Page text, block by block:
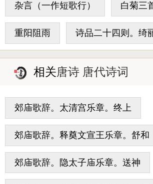
杂言（一作短歌行） 白菊三
重阳阻雨 诗品二十四则。绮
相关唐诗 唐代诗词
郊庙歌辞。太清宫乐章。终上
郊庙歌辞。释奠文宣王乐章。舒和
郊庙歌辞。隐太子庙乐章。送神